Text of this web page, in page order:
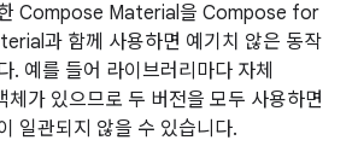
Compose Material을 Compose for
과 함께 사용하면 예기치 않은 동작
. 예를 들어 라이브러리마다 자체
체가 있으므로 두 버전을 모두 사용하면
일관되지 않을 수 있습니다.